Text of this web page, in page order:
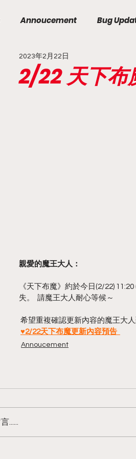
Annoucement Bug
2/22 天下布
2023年2月22日
親愛的魔王大人：
《天下布魔》約於今日(2/22)
失。  請魔王大人耐心等候～
希望重複確認更新內容的魔王大
♥2/22天下布魔更新內容預告
Annoucement
......